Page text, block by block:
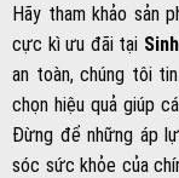
Hãy tham khảo sản
cực kì ưu đãi tại
an toàn, chúng tôi
chọn hiệu quả giúp
Đừng để những áp
sóc sức khỏe của